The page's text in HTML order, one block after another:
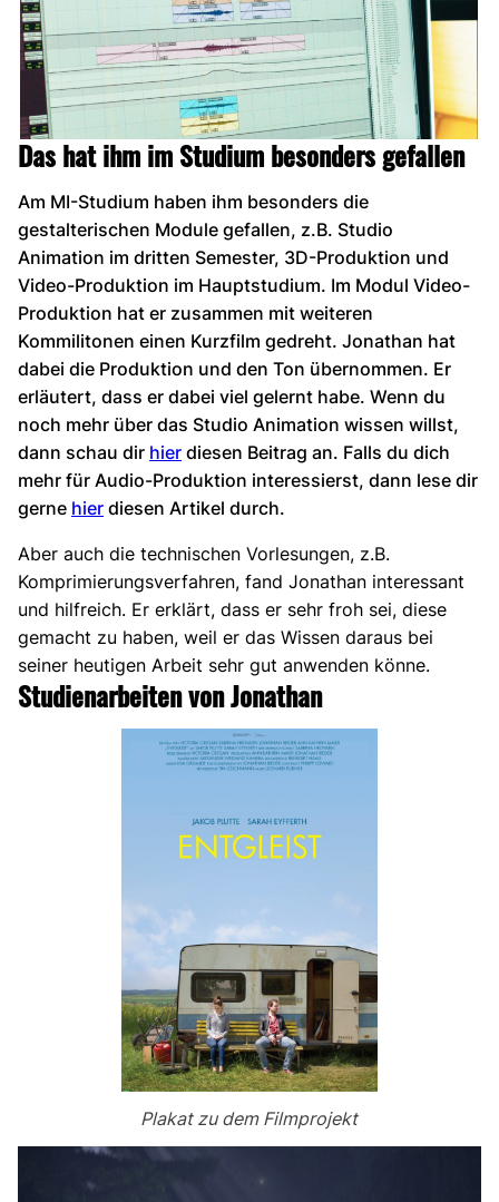
Das hat ihm im Studium besonders gefallen
Am MI-Studium haben ihm besonders die
gestalterischen Module gefallen, z.B. Studio
Animation im dritten Semester, 3D-Produktion und
Video-Produktion im Hauptstudium. Im Modul Video-
Produktion hat er zusammen mit weiteren
Kommilitonen einen Kurzfilm gedreht. Jonathan hat
dabei die Produktion und den Ton übernommen. Er
erläutert, dass er dabei viel gelernt habe. Wenn du
noch mehr über das Studio Animation wissen willst,
dann schau dir hier diesen Beitrag an. Falls du dich
mehr für Audio-Produktion interessierst, dann lese dir
gerne hier diesen Artikel durch.
Aber auch die technischen Vorlesungen, z.B.
Komprimierungsverfahren, fand Jonathan interessant
und hilfreich. Er erklärt, dass er sehr froh sei, diese
gemacht zu haben, weil er das Wissen daraus bei
seiner heutigen Arbeit sehr gut anwenden könne.
Studienarbeiten von Jonathan
Plakat zu dem Filmprojekt